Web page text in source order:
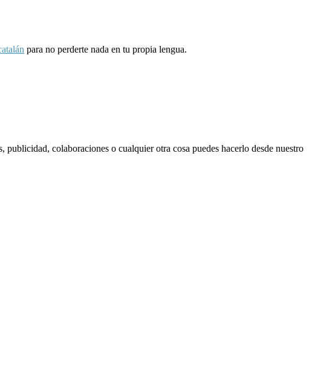
para no perderte nada en tu propia lengua.
colaboraciones o cualquier otra cosa puedes hacerlo desde nuestro